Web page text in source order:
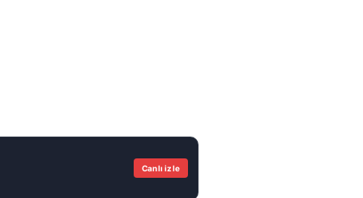
Canlı izle